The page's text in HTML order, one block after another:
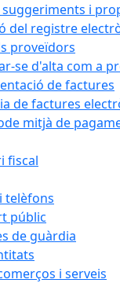
suggeriments i
del registre
proveïdors
se d'alta com a
de factures
de factures
mitjà de
fiscal
telèfons
públic
de guàrdia
i serveis